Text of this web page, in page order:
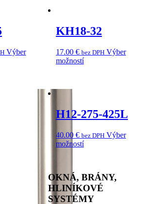
Výber
KH18-32
17.00 € bez DPH Výber
možností
H12-275-425L
40.00 € bez DPH Výber
možností
OKNÁ, BRÁNY,
HLINÍKOVÉ
SYSTÉMY